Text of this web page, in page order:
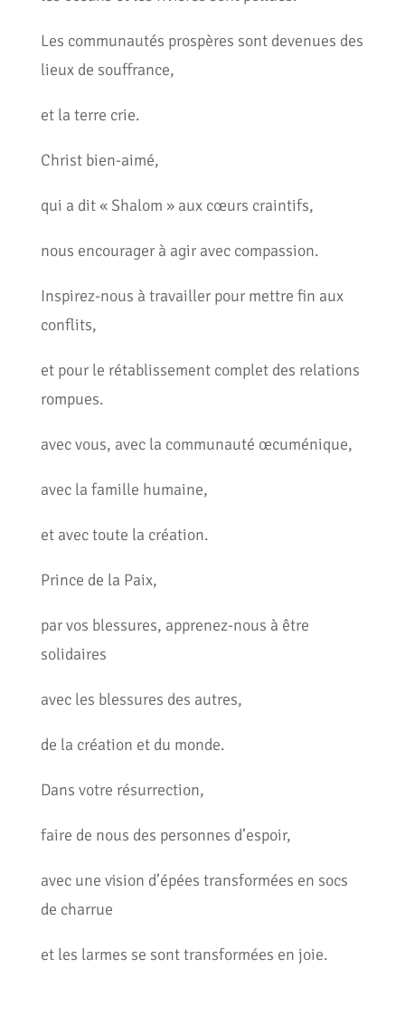
Les communautés prospères sont devenues des
lieux de souffrance,
et la terre crie.
Christ bien-aimé,
qui a dit « Shalom » aux cœurs craintifs,
nous encourager à agir avec compassion.
Inspirez-nous à travailler pour mettre fin aux
conflits,
et pour le rétablissement complet des relations
rompues.
avec vous, avec la communauté œcuménique,
avec la famille humaine,
et avec toute la création.
Prince de la Paix,
par vos blessures, apprenez-nous à être
solidaires
avec les blessures des autres,
de la création et du monde.
Dans votre résurrection,
faire de nous des personnes d’espoir,
avec une vision d’épées transformées en socs
de charrue
et les larmes se sont transformées en joie.